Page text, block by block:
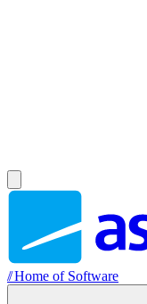
//Home of Software